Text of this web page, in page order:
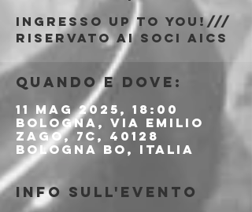
Ingresso Up to You!///
riservato ai soci aics
Quando e dove:
11 mag 2025, 18:00
Bologna, Via Emilio
Zago, 7c, 40128
Bologna BO, Italia
Info sull'evento